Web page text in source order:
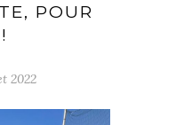
POUR
2022